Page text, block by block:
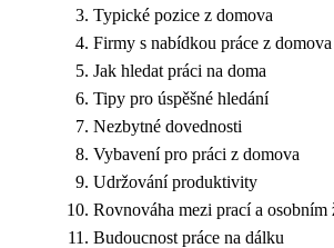
Typické pozice z domova
Firmy s nabídkou práce z domova
Jak hledat práci na doma
Tipy pro úspěšné hledání
Nezbytné dovednosti
Vybavení pro práci z domova
Udržování produktivity
Rovnováha mezi prací a osobním
Budoucnost práce na dálku